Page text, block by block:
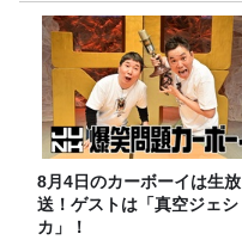
8月4日のカーボーイは生放
送！ゲストは「真空ジェシ
カ」！